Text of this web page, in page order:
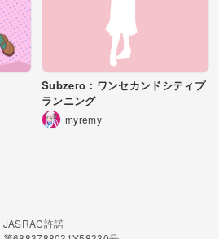
Subzero：ワンセカンドシティプ
ランニング
myremy
JASRAC許諾